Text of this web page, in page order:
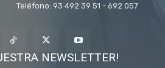
93 492 39 51 - 692 057
NEWSLETTER!